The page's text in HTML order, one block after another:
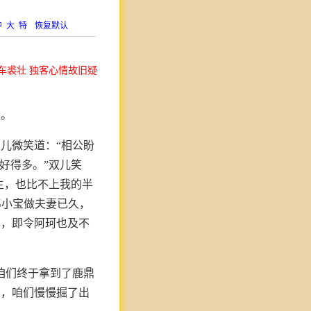
大 特 恢复默认
裘壮 独客心情故旧疑
微笑道：“相公盼
得多。”双儿笑
，也比不上我的半
宝做夫妻已久，
即令阿珂也及不
们终于拿到了鹿鼎
咱们慢慢掘了出